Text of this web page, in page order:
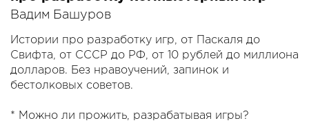
YandexSpeechKit :)
Вадим Башуров
Истории про разработку игр, от Паскаля до
Свифта, от СССР до РФ, от 10 рублей до миллиона
долларов. Без нравоучений, запинок и
бестолковых советов.
* Можно ли прожить, разрабатывая игры?